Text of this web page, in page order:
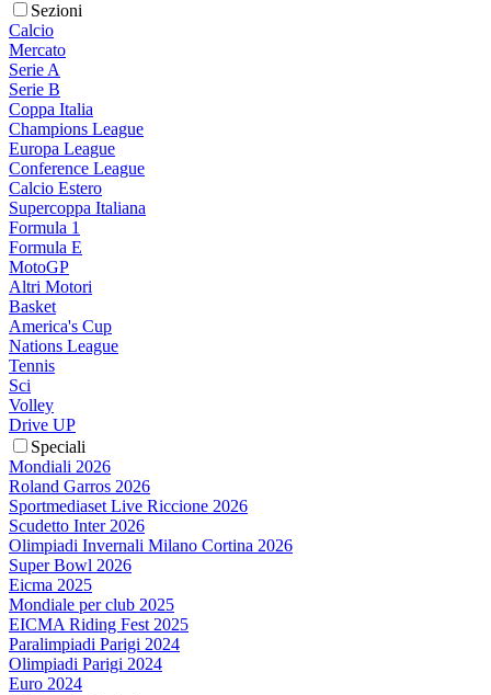
Sezioni
Calcio
Mercato
Serie A
Serie B
Coppa Italia
Champions League
Europa League
Conference League
Calcio Estero
Supercoppa Italiana
Formula 1
Formula E
MotoGP
Altri Motori
Basket
America's Cup
Nations League
Tennis
Sci
Volley
Drive UP
Speciali
Mondiali 2026
Roland Garros 2026
Sportmediaset Live Riccione 2026
Scudetto Inter 2026
Olimpiadi Invernali Milano Cortina 2026
Super Bowl 2026
Eicma 2025
Mondiale per club 2025
EICMA Riding Fest 2025
Paralimpiadi Parigi 2024
Olimpiadi Parigi 2024
Euro 2024